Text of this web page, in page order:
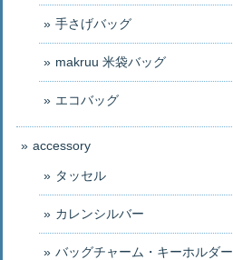
手さげバッグ
makruu 米袋バッグ
エコバッグ
accessory
タッセル
カレンシルバー
バッグチャーム・キーホルダー